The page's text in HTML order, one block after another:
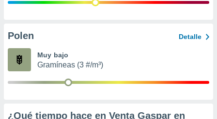
e
publicidad
Polen Detalle
Muy bajo
Gramíneas (3 #/m³)
¿Qué tiempo hace en Venta Gaspar en